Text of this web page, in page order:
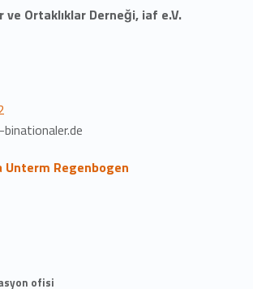
ve Ortaklıklar Derneği, iaf e.V.
Regenbogen
ofisi